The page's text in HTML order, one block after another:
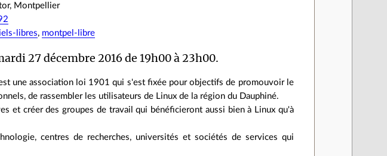
Montpellier
libres, montpel-libre
27 décembre 2016 de 19h00 à 23h00.
une association loi 1901 qui s'est fixée pour objectifs de promouvoir le
de rassembler les utilisateurs de Linux de la région du Dauphiné.
et créer des groupes de travail qui bénéficieront aussi bien à Linux qu'à
centres de recherches, universités et sociétés de services qui